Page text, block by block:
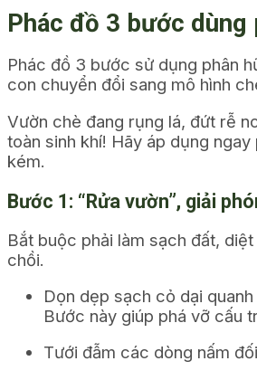
Phác đồ 3 bước dùng
Phác đồ 3 bước sử dụng phân
con chuyển đổi sang mô hình
Vườn chè đang rụng lá, đứt rễ
toàn sinh khí! Hãy áp dụng
kém.
Bước 1: “Rửa vườn”, giải
Bắt buộc phải làm sạch đất,
chồi.
Dọn dẹp sạch cỏ dại
Bước này giúp phá vỡ cấu
Tưới đẫm các dòng nấm